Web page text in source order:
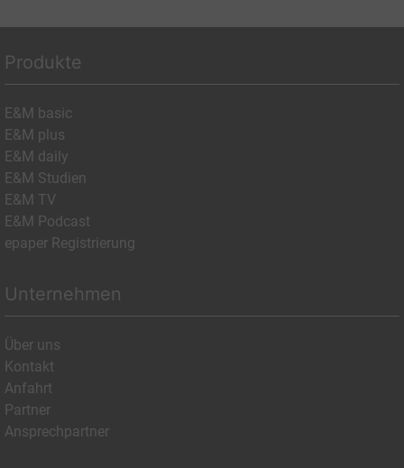
Produkte
E&M basic
E&M plus
E&M daily
E&M Studien
E&M TV
E&M Podcast
epaper Registrierung
Unternehmen
Über uns
Kontakt
Anfahrt
Partner
Ansprechpartner